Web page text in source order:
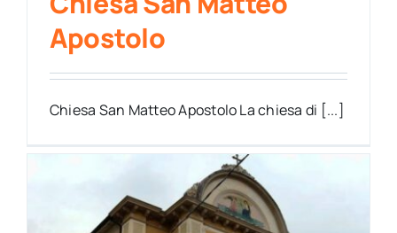
Apostolo
Chiesa San Matteo Apostolo La chiesa di [...]